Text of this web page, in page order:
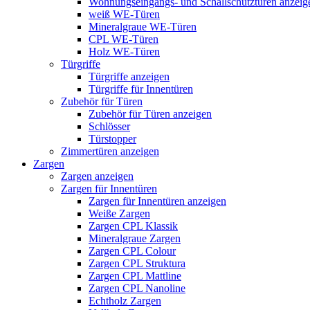
weiß WE-Türen
Mineralgraue WE-Türen
CPL WE-Türen
Holz WE-Türen
Türgriffe
Türgriffe anzeigen
Türgriffe für Innentüren
Zubehör für Türen
Zubehör für Türen anzeigen
Schlösser
Türstopper
Zimmertüren anzeigen
Zargen
Zargen anzeigen
Zargen für Innentüren
Zargen für Innentüren anzeigen
Weiße Zargen
Zargen CPL Klassik
Mineralgraue Zargen
Zargen CPL Colour
Zargen CPL Struktura
Zargen CPL Mattline
Zargen CPL Nanoline
Echtholz Zargen